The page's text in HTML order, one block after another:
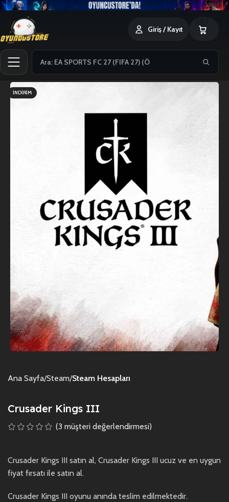
Giriş / Kayıt
İNDIRIM
Ana Sayfa Steam Steam Hesapları
Crusader Kings III
(3 müşteri değerlendirmesi)
Crusader Kings III satın al, Crusader Kings III ucuz ve en uygun
fiyat fırsatı ile satın al.
Crusader Kings III oyunu anında teslim edilmektedir.